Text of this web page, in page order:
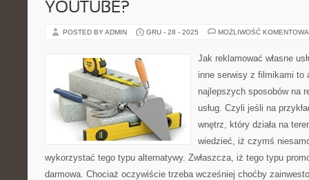
YOUTUBE?
POSTED BY ADMIN GRU - 28 - 2025 MOŻLIWOŚĆ
Jak reklamować własne
inne serwisy z filmikami to
najlepszych sposobów na
usług. Czyli jeśli na
wnętrz, który działa na
wiedzieć, iż czymś
wykorzystać tego typu alternatywy. Zwłaszcza, iż tego typu
darmowa. Chociaż oczywiście trzeba wcześniej choćby